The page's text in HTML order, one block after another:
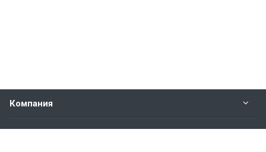
Компания